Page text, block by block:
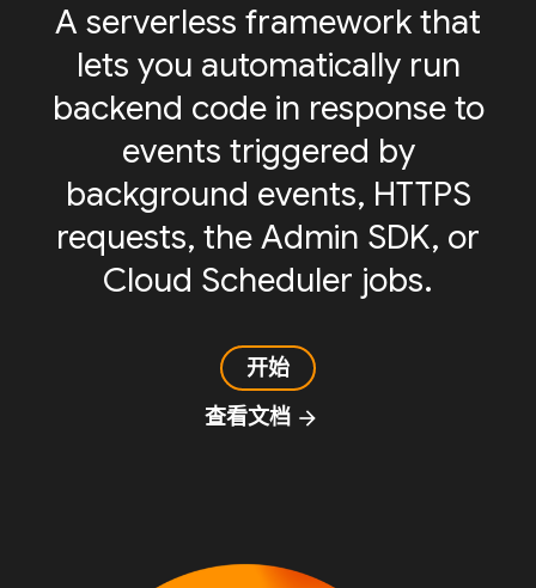
A serverless framework that
lets you automatically run
backend code in response to
events triggered by
background events, HTTPS
requests, the Admin SDK, or
Cloud Scheduler jobs.
开始
查看文档 arrow_forward